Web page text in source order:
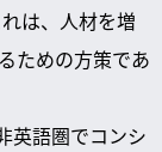
は、人材を増
ための方策であ
英語圏でコンシ